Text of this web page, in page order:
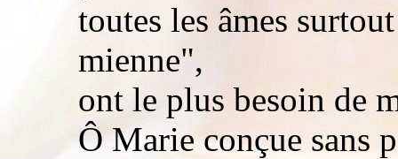
toutes les âmes
mienne",
ont le plus besoin de
Ô Marie conçue sans